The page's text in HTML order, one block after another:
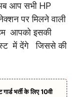
आप सभी HP
पर मिलने वाली
आपको इसकी
में देंगे जिससे की
भर्ती के लिए 10वी